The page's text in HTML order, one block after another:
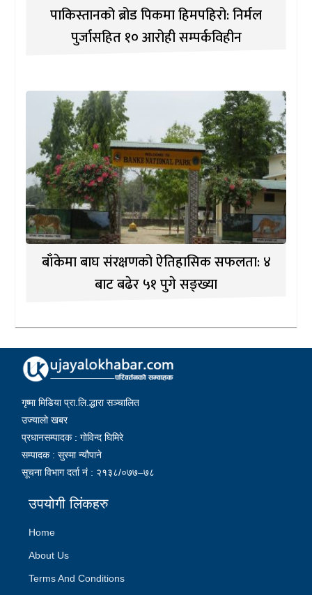
पाकिस्तानको ब्रोड पिकमा हिमपहिरो: निर्मल
पुर्जासहित १० आरोही सम्पर्कविहीन
बाँकेमा बाघ संरक्षणको ऐतिहासिक सफलता: ४
बाट बढेर ५१ पुगे सङ्ख्या
गृष्मा मिडिया प्रा.लि.द्धारा सञ्चालित
उज्यालो खबर
प्रधानसम्पादक : गोविन्द घिमिरे
सम्पादक : सुस्मा न्यौपाने
सूचना विभाग दर्ता नं : २१३८/०७७–७८
उपयोगी लिंकहरु
Home
About Us
Terms And Conditions